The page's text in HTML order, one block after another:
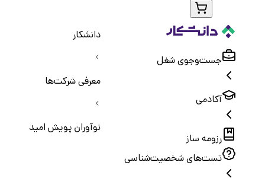
جست‌و‌جوی شغل
آکادمی
رزومه ساز
تست‌های شخصیت‌شناسی
دانشکار
معرفی شرکت‌ها
نوآوران پویش امید